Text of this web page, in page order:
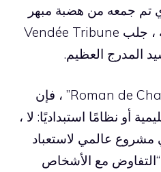
تم جمعه من هضبة مبهر
بسبب الكثير من المعرفة ، جلب Vendée Tribune
المدرج العظيم.
وفقًا لمؤلف كتاب “Roman de Charette” ، فإن
أو نظامًا استبداديًا: لا ،
عالمي لاستعباد
“التفاوض مع الأشخاص